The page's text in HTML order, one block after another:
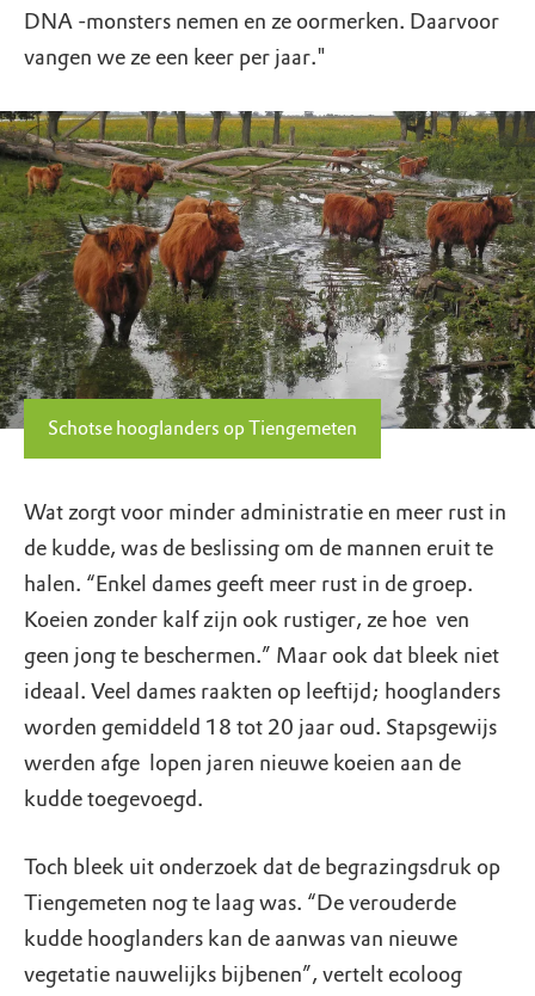
DNA -monsters nemen en ze oormerken. Daarvoor
vangen we ze een keer per jaar."
Schotse hooglanders op Tiengemeten
Wat zorgt voor minder administratie en meer rust in
de kudde, was de beslissing om de mannen eruit te
halen. “Enkel dames geeft meer rust in de groep.
Koeien zonder kalf zijn ook rustiger, ze hoe ­ ven
geen jong te beschermen.” Maar ook dat bleek niet
ideaal. Veel dames raakten op leeftijd; hooglanders
worden gemiddeld 18 tot 20 jaar oud. Stapsgewijs
werden afge ­ lopen jaren nieuwe koeien aan de
kudde toegevoegd.
Toch bleek uit onderzoek dat de begrazingsdruk op
Tiengemeten nog te laag was. “De verouderde
kudde hooglanders kan de aanwas van nieuwe
vegetatie nauwelijks bijbenen”, vertelt ecoloog